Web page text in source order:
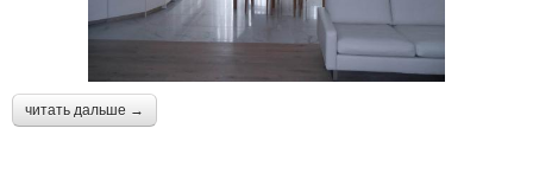
читать дальше →